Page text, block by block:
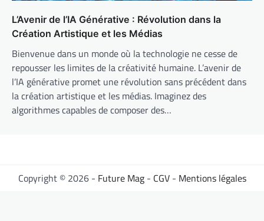
L’Avenir de l’IA Générative : Révolution dans la
Création Artistique et les Médias
Bienvenue dans un monde où la technologie ne cesse de
repousser les limites de la créativité humaine. L’avenir de
l’IA générative promet une révolution sans précédent dans
la création artistique et les médias. Imaginez des
algorithmes capables de composer des…
Copyright © 2026 - Future Mag- CGV- Mentions légales